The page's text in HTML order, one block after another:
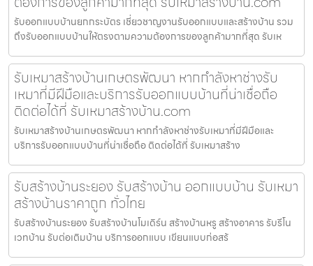
รับออกแบบบ้านยกกระบัตร เชี่ยวชาญงานรับออกแบบและสร้างบ้าน รวม
ถึงรับออกแบบบ้านให้ตรงตามความต้องการของลูกค้ามากที่สุด รับเห
รับเหมาสร้างบ้านเกษตรพัฒนา หากกำลังหาช่างรับ
เหมาที่มีฝีมือและบริการรับออกแบบบ้านที่น่าเชื่อถือ
ติดต่อได้ที่ รับเหมาสร้างบ้าน.com
รับเหมาสร้างบ้านเกษตรพัฒนา หากกำลังหาช่างรับเหมาที่มีฝีมือและ
บริการรับออกแบบบ้านที่น่าเชื่อถือ ติดต่อได้ที่ รับเหมาสร้าง
รับสร้างบ้านระยอง รับสร้างบ้าน ออกแบบบ้าน รับเหมา
สร้างบ้านราคาถูก ทั่วไทย
รับสร้างบ้านระยอง รับสร้างบ้านโมเดิร์น สร้างบ้านหรู สร้างอาคาร รับรีโน
เวทบ้าน รับต่อเติมบ้าน บริการออกแบบ เขียนแบบก่อสร้